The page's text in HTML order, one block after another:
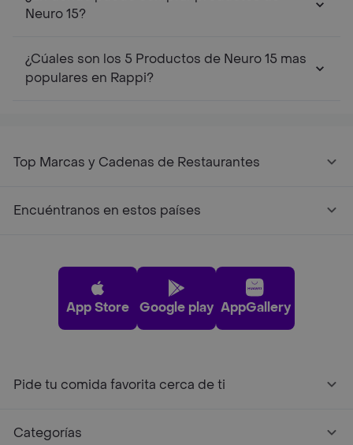
Neuro 15?
¿Cúales son los 5 Productos de Neuro 15 mas
populares en Rappi?
Top Marcas y Cadenas de Restaurantes
Encuéntranos en estos países
App Store Google play AppGallery
Pide tu comida favorita cerca de ti
Categorías